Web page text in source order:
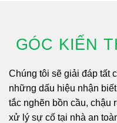
GÓC KIẾN
Chúng tôi sẽ giải đáp tất
những dấu hiệu nhận
tắc nghẽn bồn cầu, chậu
xử lý sự cố tại nhà an